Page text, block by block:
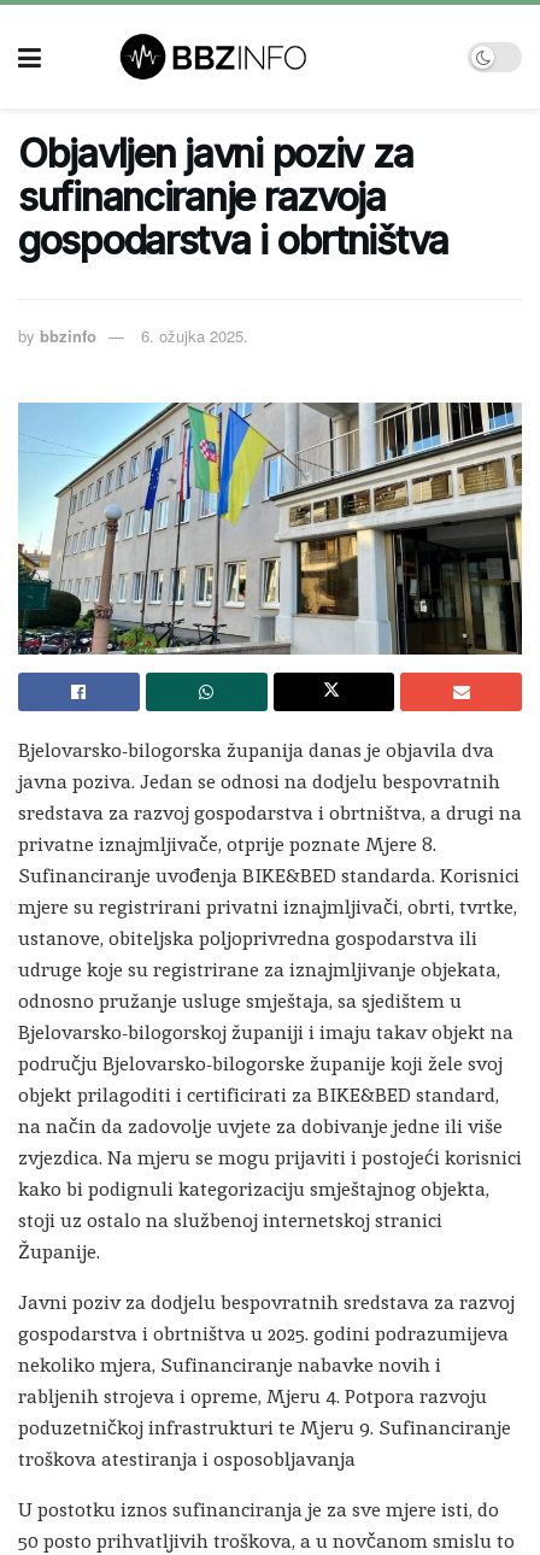
Objavljen javni poziv za
sufinanciranje razvoja
gospodarstva i obrtništva
by bbzinfo 6. ožujka 2025.
Bjelovarsko-bilogorska županija danas je objavila dva
javna poziva. Jedan se odnosi na dodjelu bespovratnih
sredstava za razvoj gospodarstva i obrtništva, a drugi na
privatne iznajmljivače, otprije poznate Mjere 8.
Sufinanciranje uvođenja BIKE&BED standarda. Korisnici
mjere su registrirani privatni iznajmljivači, obrti, tvrtke,
ustanove, obiteljska poljoprivredna gospodarstva ili
udruge koje su registrirane za iznajmljivanje objekata,
odnosno pružanje usluge smještaja, sa sjedištem u
Bjelovarsko-bilogorskoj županiji i imaju takav objekt na
području Bjelovarsko-bilogorske županije koji žele svoj
objekt prilagoditi i certificirati za BIKE&BED standard,
na način da zadovolje uvjete za dobivanje jedne ili više
zvjezdica. Na mjeru se mogu prijaviti i postojeći korisnici
kako bi podignuli kategorizaciju smještajnog objekta,
stoji uz ostalo na službenoj internetskoj stranici
Županije.
Javni poziv za dodjelu bespovratnih sredstava za razvoj
gospodarstva i obrtništva u 2025. godini podrazumijeva
nekoliko mjera, Sufinanciranje nabavke novih i
rabljenih strojeva i opreme, Mjeru 4. Potpora razvoju
poduzetničkoj infrastrukturi te Mjeru 9. Sufinanciranje
troškova atestiranja i osposobljavanja
U postotku iznos sufinanciranja je za sve mjere isti, do
50 posto prihvatljivih troškova, a u novčanom smislu to